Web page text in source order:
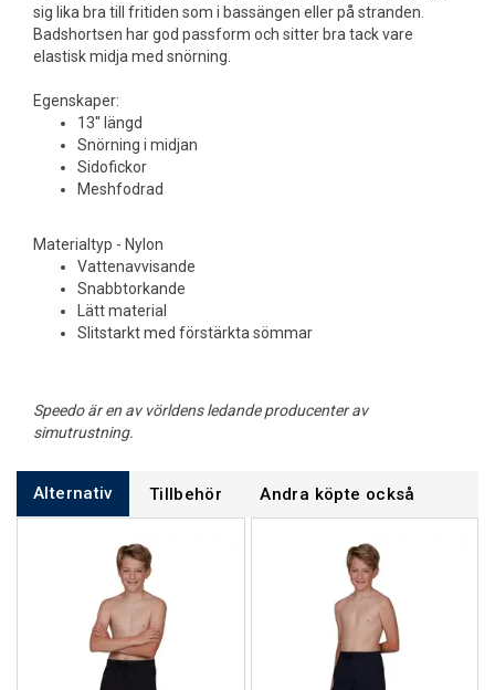
sig lika bra till fritiden som i bassängen eller på stranden.
Badshortsen har god passform och sitter bra tack vare
elastisk midja med snörning.
Egenskaper:
13'' längd
Snörning i midjan
Sidofickor
Meshfodrad
Materialtyp - Nylon
Vattenavvisande
Snabbtorkande
Lätt material
Slitstarkt med förstärkta sömmar
Speedo är en av vörldens ledande producenter av
simutrustning.
Alternativ Tillbehör Andra köpte också